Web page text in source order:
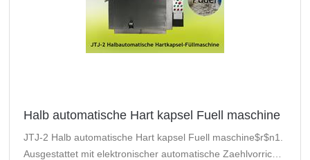
Halb automatische Hart kapsel Fuell maschine
JTJ-2 Halb automatische Hart kapsel Fuell maschine$r$n1.
Ausgestattet mit elektronischer automatische Zaehlvorrichtu